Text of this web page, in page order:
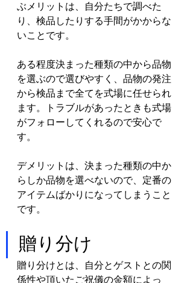
ぶメリットは、自分たちで調べた
り、検品したりする手間がかからな
いことです。
ある程度決まった種類の中から品物
を選ぶので選びやすく、品物の発注
から検品まで全てを式場に任せられ
ます。トラブルがあったときも式場
がフォローしてくれるので安心で
す。
デメリットは、決まった種類の中か
らしか品物を選べないので、定番の
アイテムばかりになってしまうこと
です。
贈り分け
贈り分けとは、自分とゲストとの関
係性や頂いたご祝儀の金額によっ